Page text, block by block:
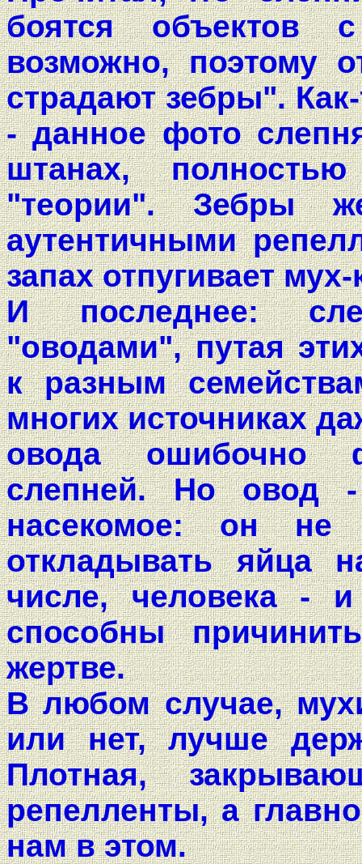
боятся объектов
возможно, поэтому
страдают зебры".
- данное фото
штанах,
"теории". Зебры
аутентичными
запах отпугивает
И последнее:
"оводами", путая
к разным
многих источниках
овода ошибочно
слепней. Но овод -
насекомое: он
откладывать яйца
числе, человека -
способны
жертве.
В любом случае,
или нет, лучше
Плотная,
репелленты, а
нам в этом.